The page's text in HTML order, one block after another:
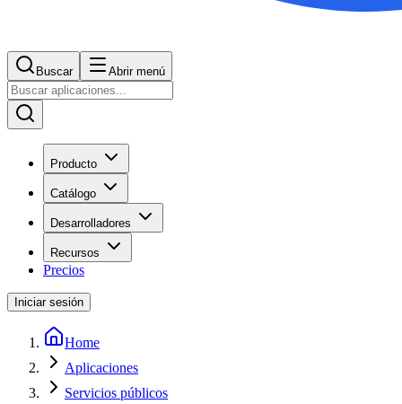
Buscar Abrir menú
Producto
Catálogo
Desarrolladores
Recursos
Precios
Iniciar sesión
Home
Aplicaciones
Servicios públicos